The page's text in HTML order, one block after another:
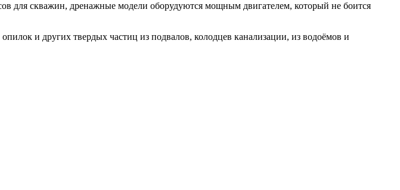
для скважин, дренажные модели оборудуются мощным двигателем, который не боится
и других твердых частиц из подвалов, колодцев канализации, из водоёмов и